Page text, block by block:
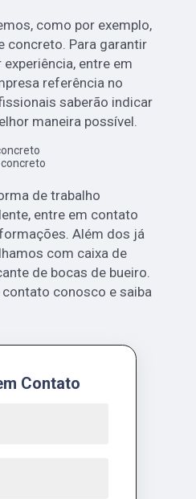
como por exemplo,
concreto. Para garantir
entre em
referência no
saberão indicar
maneira possível.
de trabalho
entre em contato
Além dos já
com caixa de
de bocas de bueiro.
conosco e saiba
Contato